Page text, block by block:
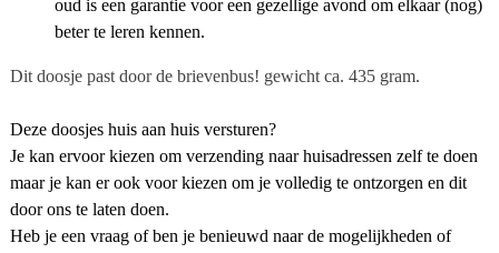
oud is een garantie voor een gezellige avond om elkaar (nog)
beter te leren kennen.
Dit doosje past door de brievenbus! gewicht ca. 435 gram.
Deze doosjes huis aan huis versturen?
Je kan ervoor kiezen om verzending naar huisadressen zelf te doen
maar je kan er ook voor kiezen om je volledig te ontzorgen en dit
door ons te laten doen.
Heb je een vraag of ben je benieuwd naar de mogelijkheden of